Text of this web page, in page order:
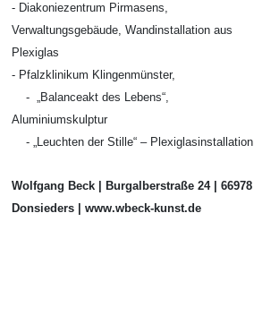
- Diakoniezentrum Pirmasens,
Verwaltungsgebäude, Wandinstallation aus
Plexiglas
- Pfalzklinikum Klingenmünster,
- „Balanceakt des Lebens“,
Aluminiumskulptur
- „Leuchten der Stille“ – Plexiglasinstallation
Wolfgang Beck | Burgalberstraße 24 | 66978
Donsieders | www.wbeck-kunst.de